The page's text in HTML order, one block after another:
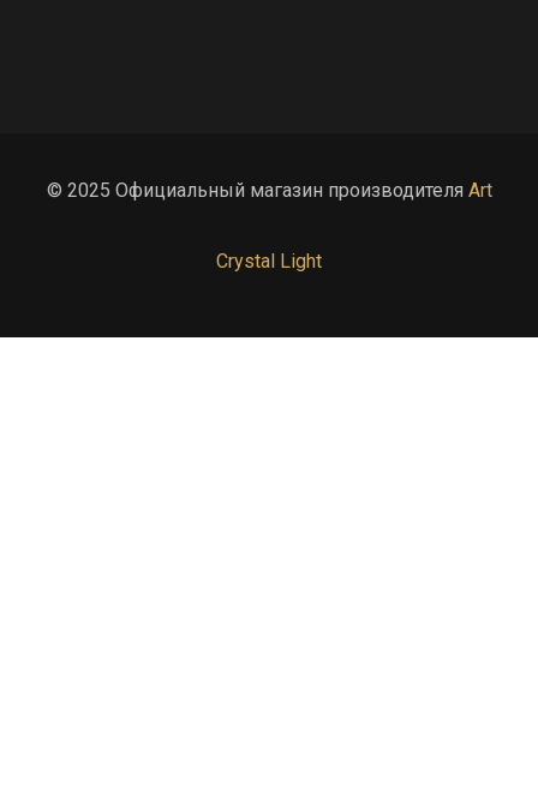
© 2025 Официальный магазин производителя Art
Crystal Light